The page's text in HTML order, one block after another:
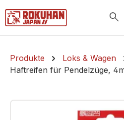
springen
Produkte Loks & Wagen
Haftreifen für Pendelzüge,
Bildergalerie überspringen